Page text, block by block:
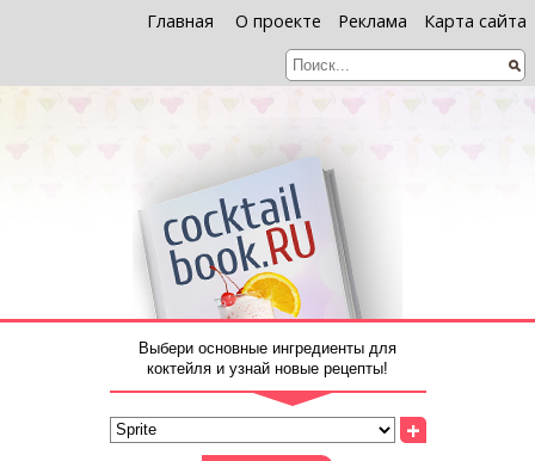
Главная О проекте Реклама Карта сайта
Выбери основные ингредиенты для
коктейля и узнай новые рецепты!
+